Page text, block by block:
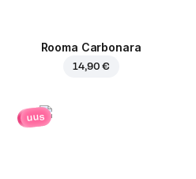
Rooma Carbonara
14,90 €
uus